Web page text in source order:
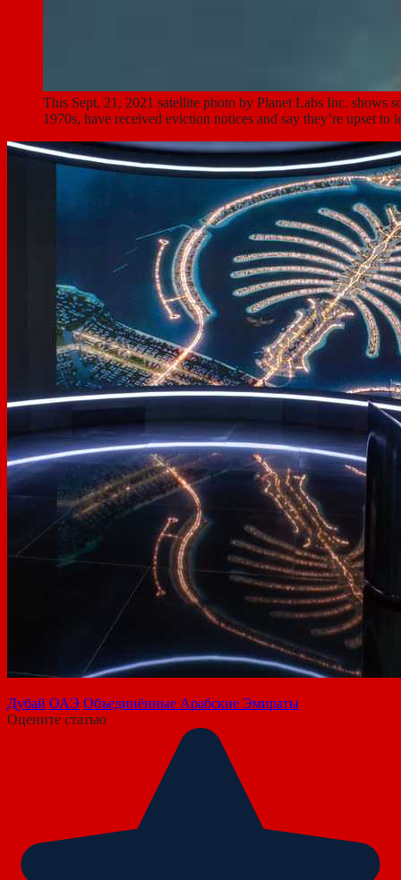
This Sept. 21, 2021 satellite photo by Planet Labs Inc. shows
1970s, have received eviction notices and say they’re upset
Дубай ОАЭ Объединённые Арабские Эмираты
Оцените статью